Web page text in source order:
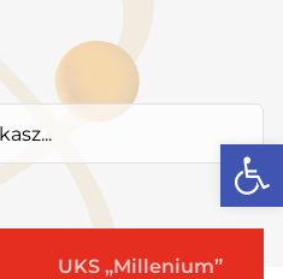
UKS „Millenium”